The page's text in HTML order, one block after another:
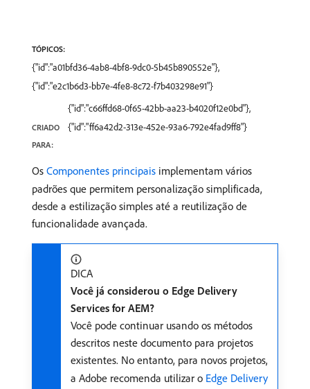
TÓPICOS:
{"id":"a01bfd36-4ab8-4bf8-9dc0-5b45b890552e"},
{"id":"e2c1b6d3-bb7e-4fe8-8c72-f7b403298e91"}
CRIADO
PARA:
{"id":"c66ffd68-0f65-42bb-aa23-b4020f12e0bd"},
{"id":"ff6a42d2-313e-452e-93a6-792e4fad9ff8"}
Os Componentes principais implementam vários
padrões que permitem personalização simplificada,
desde a estilização simples até a reutilização de
funcionalidade avançada.
DICA
Você já considerou o Edge Delivery
Services for AEM?
Você pode continuar usando os métodos
descritos neste documento para projetos
existentes. No entanto, para novos projetos,
a Adobe recomenda utilizar o Edge Delivery